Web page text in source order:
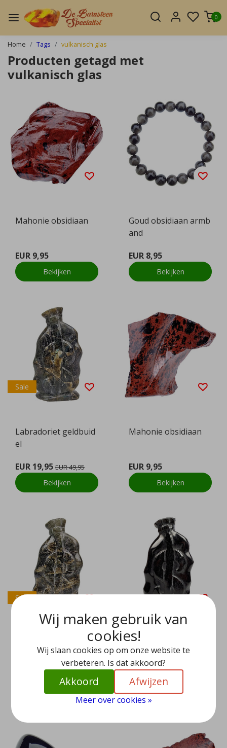
0
Home Tags vulkanisch glas
Producten getagd met
vulkanisch glas
Mahonie obsidiaan
EUR 9,95
Bekijken
Goud obsidiaan armb
and
EUR 8,95
Bekijken
Sale
Labradoriet geldbuid
el
EUR 19,95 EUR 49,95
Bekijken
Mahonie obsidiaan
EUR 9,95
Bekijken
Sale
Labradoriet geldbuid
EUR 49,95
Bekijken
Zilver Obsidiaan geld
buidel
EUR 59,95
Bekijken
Wij maken gebruik van
cookies!
Wij slaan cookies op om onze website te
verbeteren. Is dat akkoord?
Akkoord Afwijzen
Meer over cookies »